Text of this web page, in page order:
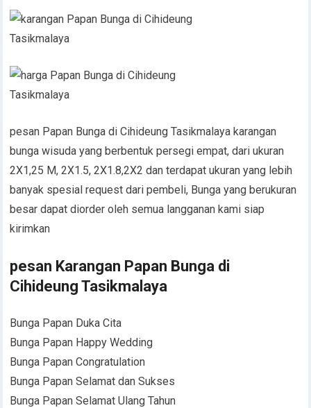
pesan Papan Bunga di Cihideung Tasikmalaya karangan
bunga wisuda yang berbentuk persegi empat, dari ukuran
2X1,25 M, 2X1.5, 2X1.8,2X2 dan terdapat ukuran yang lebih
banyak spesial request dari pembeli, Bunga yang berukuran
besar dapat diorder oleh semua langganan kami siap
kirimkan
pesan Karangan Papan Bunga di
Cihideung Tasikmalaya
Bunga Papan Duka Cita
Bunga Papan Happy Wedding
Bunga Papan Congratulation
Bunga Papan Selamat dan Sukses
Bunga Papan Selamat Ulang Tahun